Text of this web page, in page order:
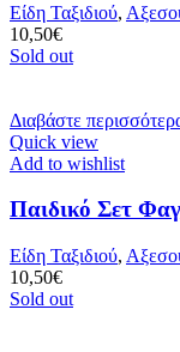
Είδη Ταξιδιού,
10,50€
Sold out
Διαβάστε
Quick view
Add to wishlist
Παιδικό Σετ
Είδη Ταξιδιού,
10,50€
Sold out